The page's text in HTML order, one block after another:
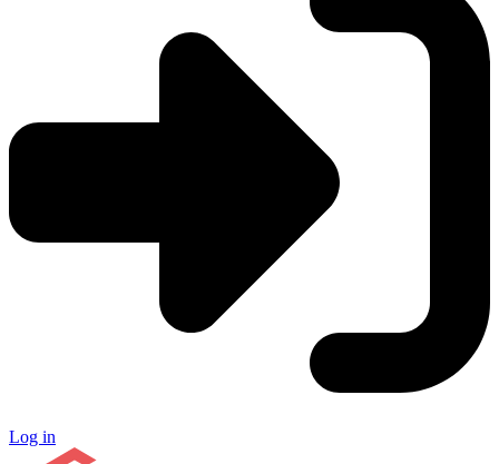
Log in